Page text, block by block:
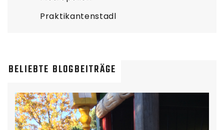
Praktikantenstadl
BELIEBTE BLOGBEITRÄGE